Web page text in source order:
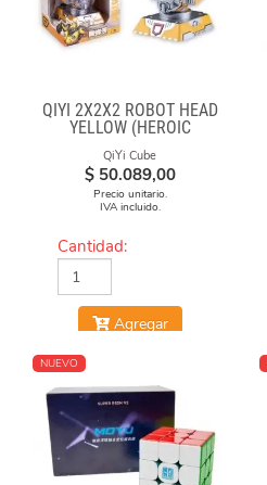
QIYI 2X2X2 ROBOT HEAD
YELLOW (HEROIC
LEADER)
QiYi Cube
$ 50.089,00
Precio unitario.
IVA incluido.
Cantidad:
Agregar
NUEVO